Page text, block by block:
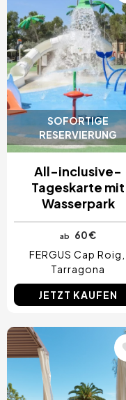
SOFORTIGE
RESERVIERUNG
All-inclusive-
Tageskarte mit
Wasserpark
ab
60 €
FERGUS Cap Roig
Tarragona
JETZT KAUFEN
Bild